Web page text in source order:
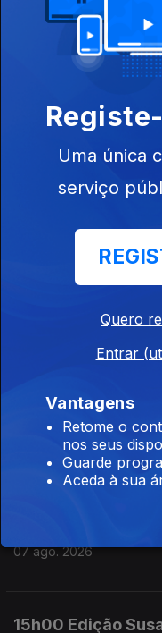
21h00 Edição
07 ago. 2026
20h00 Edição
07 ago. 2026
19h00 Edição
18h00 Edição
17h00 Edição
07 ago. 2026
07 ago. 2026
15h00 Edição
Uma única
serviço
Quero
Entrar
Vantagens
Retome o
nos seus
Guarde
Aceda à sua